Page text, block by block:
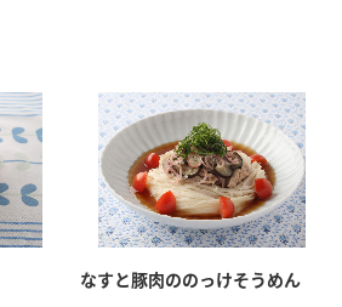
ぽん酢
酒 鍋用調味料
イト
サイト トップ
なすと豚肉ののっけそうめん